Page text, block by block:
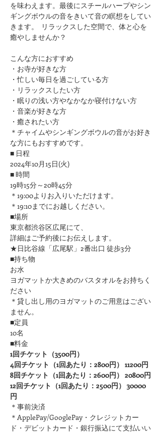
を味わえます。最後にスチールハープやシン
ギングボウルの音をきいて音の瞑想をしてい
きます。  リラックスした空間で、体と心を
癒やしませんか？
​こんな方におすすめ
・お寺が好きな方
​・忙しい毎日を過ごしている方
・リラックスしたい方
・眠りの浅い方やなかなか寝付けない方
​・音楽が好きな方
​・癒されたい方
＊チャイムやシンギングボウルの音がお好き
な方にもおすすめです。
■ 日程
2024年10月15日(火)
■ 時間
19時15分～20時45分
＊19:00よりお入りいただけます。
＊19:10までにお越しください。
■場所
東京都渋谷区広尾にて、
詳細はご予約後にお伝えします。
★日比谷線「広尾駅」2番出口 徒歩3分
■持ち物
お水
ヨガマットか大きめのバスタオルをお持ちく
ださい
＊貸し出し用のヨガマットのご用意はござい
ません。
■定員
10名
■料金
1回チケット（3500円）
4回チケット（1回あたり：2800円） 11200円
8回チケット（1回あたり：2600円） 20800円
12回チケット（1回あたり：2500円） 30000
円
＊事前決済
＊ApplePay/GooglePay・クレジットカー
ド・デビットカード・銀行振込にて支払いい